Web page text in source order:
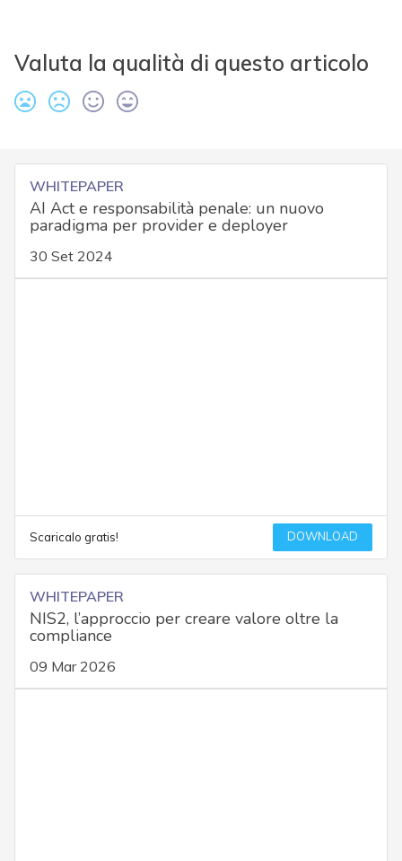
Valuta la qualità di questo articolo
WHITEPAPER
AI Act e responsabilità penale: un nuovo
paradigma per provider e deployer
30 Set 2024
Scaricalo gratis! DOWNLOAD
WHITEPAPER
NIS2, l’approccio per creare valore oltre la
compliance
09 Mar 2026